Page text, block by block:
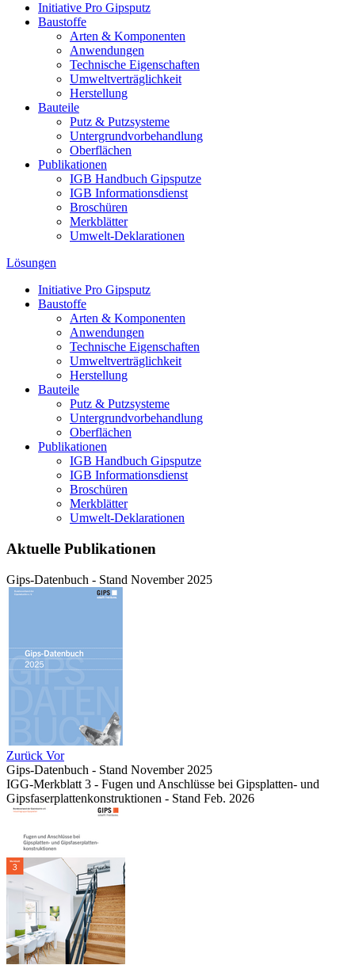
Initiative Pro Gipsputz
Baustoffe
Arten & Komponenten
Anwendungen
Technische Eigenschaften
Umweltverträglichkeit
Herstellung
Bauteile
Putz & Putzsysteme
Untergrundvorbehandlung
Oberflächen
Publikationen
IGB Handbuch Gipsputze
IGB Informationsdienst
Broschüren
Merkblätter
Umwelt-Deklarationen
Lösungen
Initiative Pro Gipsputz
Baustoffe
Arten & Komponenten
Anwendungen
Technische Eigenschaften
Umweltverträglichkeit
Herstellung
Bauteile
Putz & Putzsysteme
Untergrundvorbehandlung
Oberflächen
Publikationen
IGB Handbuch Gipsputze
IGB Informationsdienst
Broschüren
Merkblätter
Umwelt-Deklarationen
Aktuelle Publikationen
Gips-Datenbuch - Stand November 2025
Zurück Vor
Gips-Datenbuch - Stand November 2025
IGG-Merkblatt 3 - Fugen und Anschlüsse bei Gipsplatten- und
Gipsfaserplattenkonstruktionen - Stand Feb. 2026